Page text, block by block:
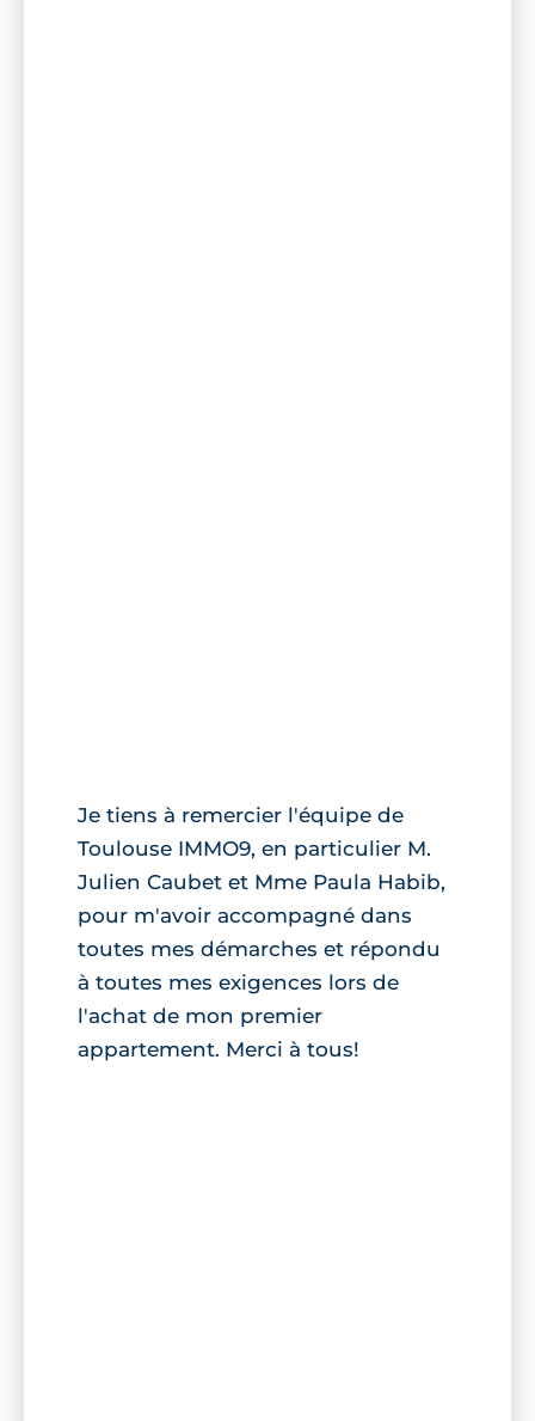
Je tiens à remercier l'équipe de
Toulouse IMMO9, en particulier M.
Julien Caubet et Mme Paula Habib,
pour m'avoir accompagné dans
toutes mes démarches et répondu
à toutes mes exigences lors de
l'achat de mon premier
appartement. Merci à tous!